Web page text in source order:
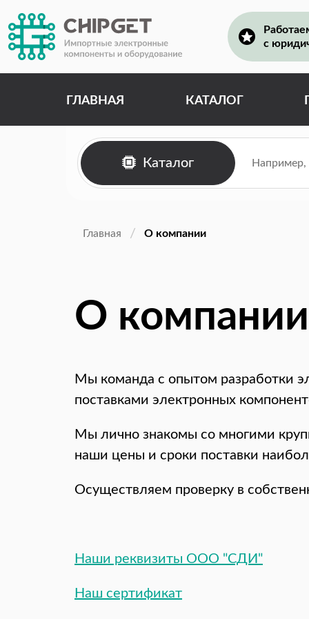
с
ГЛАВНАЯ КАТАЛОГ
Каталог
Главная О компании
О компании
Мы команда с опытом разработки
поставками электронных
Мы лично знакомы со многими
наши цены и сроки поставки
Осуществляем проверку в
Наши реквизиты ООО "СДИ"
Наш сертификат